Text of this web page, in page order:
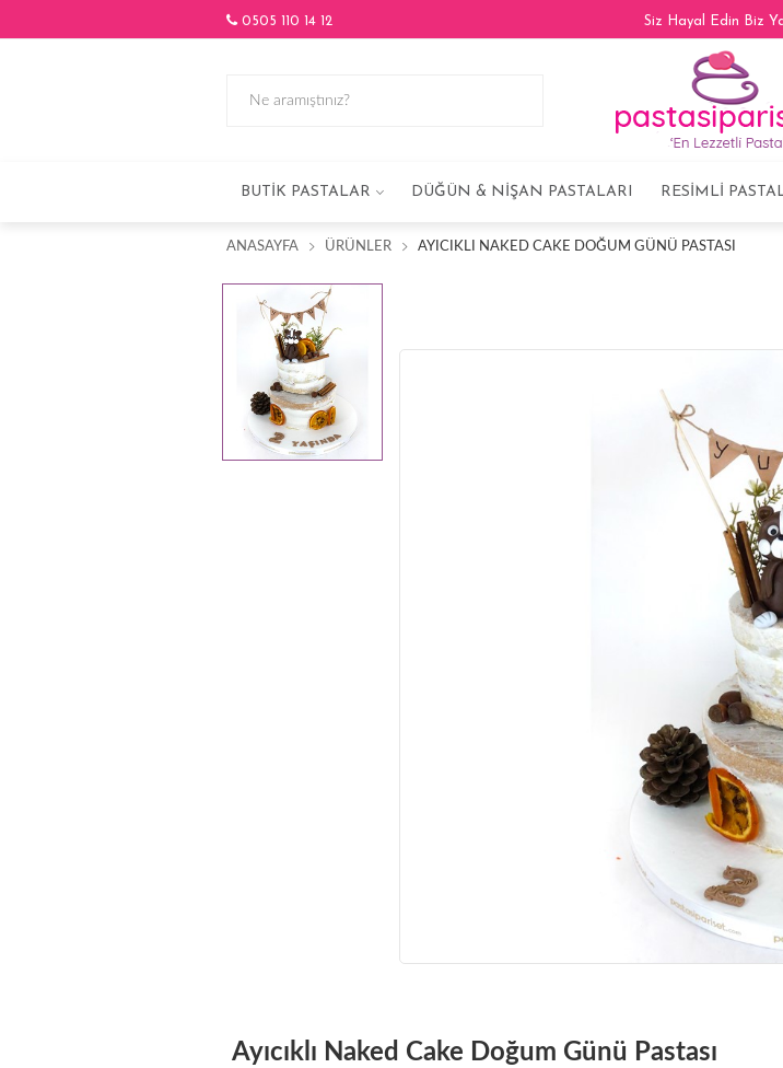
0505 110 14 12 Siz Hayal Edin Biz
BUTIK PASTALAR DÜĞÜN & NIŞAN PASTALARI RESIMLI
ANASAYFA ÜRÜNLER AYICIKLI NAKED CAKE DOĞUM GÜNÜ PASTASI
Ayıcıklı Naked Cake Doğum Günü Pastası